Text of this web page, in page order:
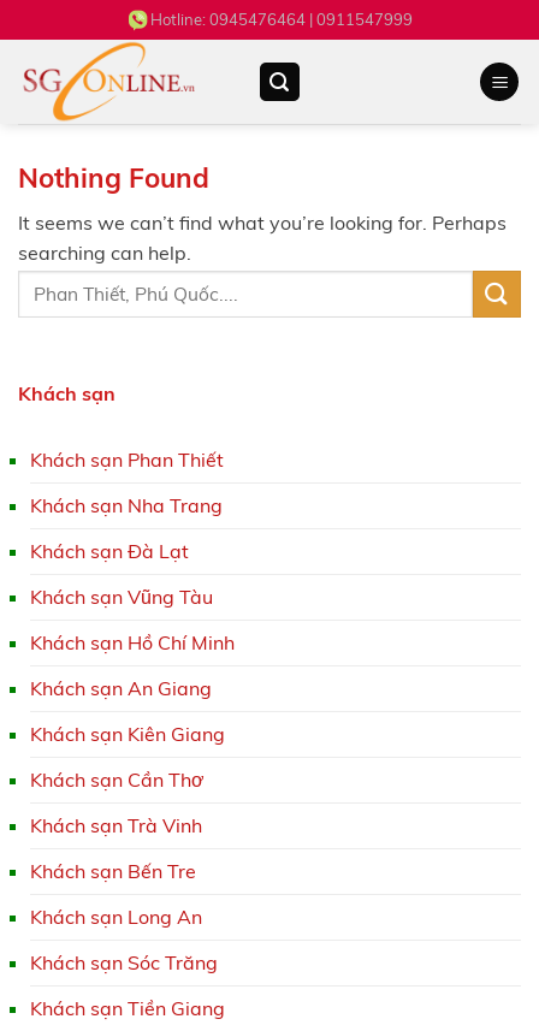
to
content
Hotline:0945476464 | 0911547999
Khách sạn
Khách sạn Phan Thiết
Khách sạn Nha Trang
Khách sạn Đà Lạt
Khách sạn Vũng Tàu
Khách sạn Hồ Chí Minh
Khách sạn An Giang
Khách sạn Kiên Giang
Khách sạn Cần Thơ
Khách sạn Trà Vinh
Khách sạn Bến Tre
Khách sạn Long An
Khách sạn Sóc Trăng
Khách sạn Tiền Giang
Nothing Found
It seems we can’t find what you’re looking for. Perhaps
searching can help.